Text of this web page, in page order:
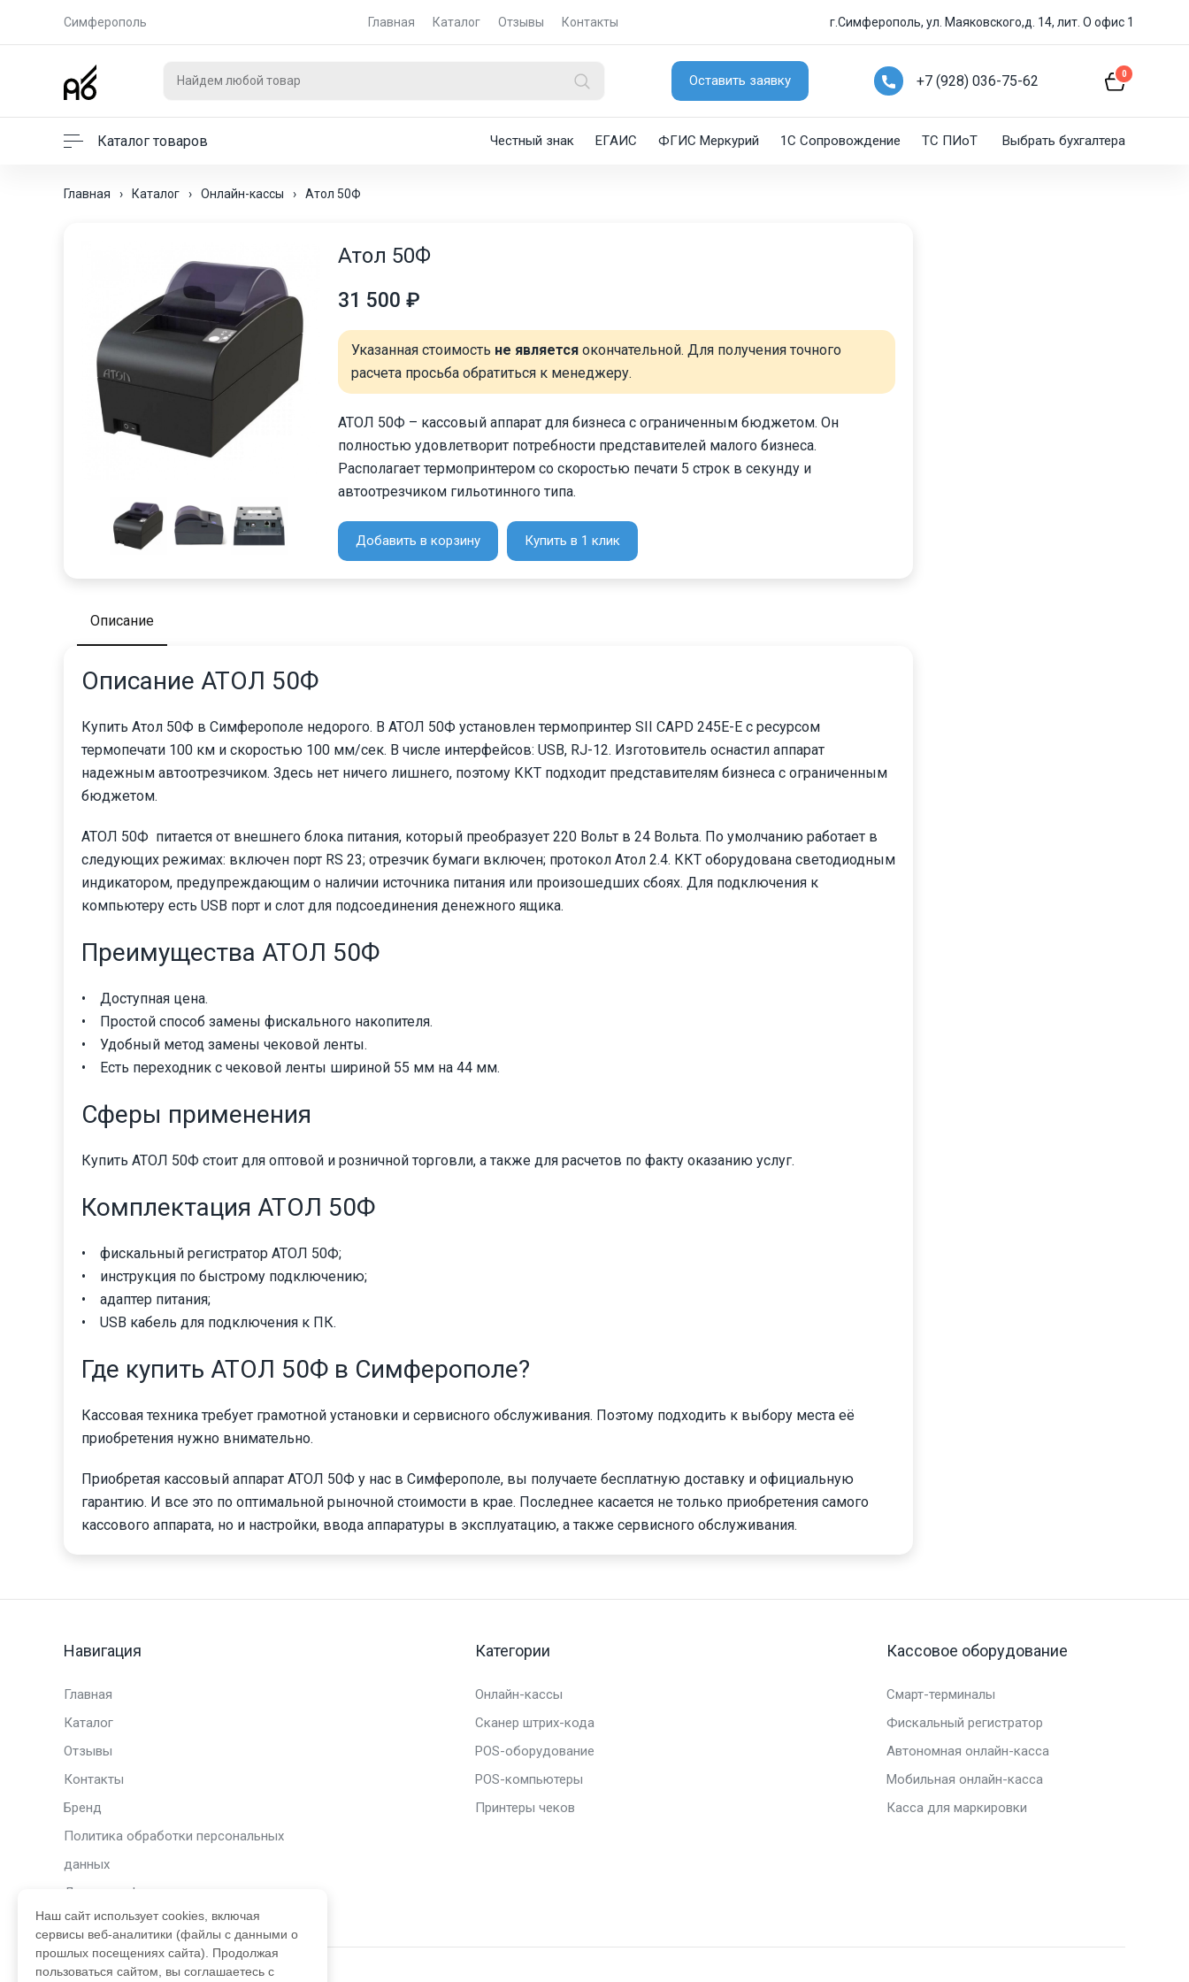
Симферополь Главная Каталог Отзывы Контакты г.Симферополь, ул. Маяковского,д. 14, лит. О офис 1
Оставить заявку +7 (928) 036-75-62 0
Каталог товаров Честный знак ЕГАИС ФГИС Меркурий 1C Сопровождение ТС ПИоТ Выбрать бухгалтера
Главная › Каталог › Онлайн-кассы › Атол 50Ф
Атол 50Ф
31 500 ₽
Указанная стоимость не является окончательной. Для получения точного
расчета просьба обратиться к менеджеру.
АТОЛ 50Ф – кассовый аппарат для бизнеса с ограниченным бюджетом. Он
полностью удовлетворит потребности представителей малого бизнеса.
Располагает термопринтером со скоростью печати 5 строк в секунду и
автоотрезчиком гильотинного типа.
Добавить в корзину Купить в 1 клик
Описание
Описание АТОЛ 50Ф
Купить Атол 50Ф в Симферополе недорого. В АТОЛ 50Ф установлен термопринтер SII CAPD 245E-E с ресурсом
термопечати 100 км и скоростью 100 мм/сек. В числе интерфейсов: USB, RJ-12. Изготовитель оснастил аппарат
надежным автоотрезчиком. Здесь нет ничего лишнего, поэтому ККТ подходит представителям бизнеса с ограниченным
бюджетом.
АТОЛ 50Ф питается от внешнего блока питания, который преобразует 220 Вольт в 24 Вольта. По умолчанию работает в
следующих режимах: включен порт RS 23; отрезчик бумаги включен; протокол Атол 2.4. ККТ оборудована светодиодным
индикатором, предупреждающим о наличии источника питания или произошедших сбоях. Для подключения к
компьютеру есть USB порт и слот для подсоединения денежного ящика.
Преимущества АТОЛ 50Ф
• Доступная цена.
• Простой способ замены фискального накопителя.
• Удобный метод замены чековой ленты.
• Есть переходник с чековой ленты шириной 55 мм на 44 мм.
Сферы применения
Купить АТОЛ 50Ф стоит для оптовой и розничной торговли, а также для расчетов по факту оказанию услуг.
Комплектация АТОЛ 50Ф
• фискальный регистратор АТОЛ 50Ф;
• инструкция по быстрому подключению;
• адаптер питания;
• USB кабель для подключения к ПК.
Где купить АТОЛ 50Ф в Симферополе?
Кассовая техника требует грамотной установки и сервисного обслуживания. Поэтому подходить к выбору места её
приобретения нужно внимательно.
Приобретая кассовый аппарат АТОЛ 50Ф у нас в Симферополе, вы получаете бесплатную доставку и официальную
гарантию. И все это по оптимальной рыночной стоимости в крае. Последнее касается не только приобретения самого
кассового аппарата, но и настройки, ввода аппаратуры в эксплуатацию, а также сервисного обслуживания.
Навигация
Главная
Каталог
Отзывы
Контакты
Бренд
Политика обработки персональных
данных
Договор оферты
Категории
Онлайн-кассы
Сканер штрих-кода
POS-оборудование
POS-компьютеры
Принтеры чеков
Кассовое оборудование
Смарт-терминалы
Фискальный регистратор
Автономная онлайн-касса
Мобильная онлайн-касса
Касса для маркировки
Наш сайт использует cookies, включая
сервисы веб-аналитики (файлы с данными о
прошлых посещениях сайта). Продолжая
пользоваться сайтом, вы соглашаетесь с